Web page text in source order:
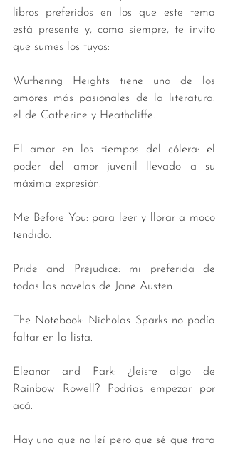
libros preferidos en los que este tema
está presente y, como siempre, te invito
que sumes los tuyos:
Wuthering Heights tiene uno de los
amores más pasionales de la literatura:
el de Catherine y Heathcliffe.
El amor en los tiempos del cólera: el
poder del amor juvenil llevado a su
máxima expresión.
Me Before You: para leer y llorar a moco
tendido.
Pride and Prejudice: mi preferida de
todas las novelas de Jane Austen.
The Notebook: Nicholas Sparks no podía
faltar en la lista.
Eleanor and Park: ¿leíste algo de
Rainbow Rowell? Podrías empezar por
acá.
Hay uno que no leí pero que sé que trata